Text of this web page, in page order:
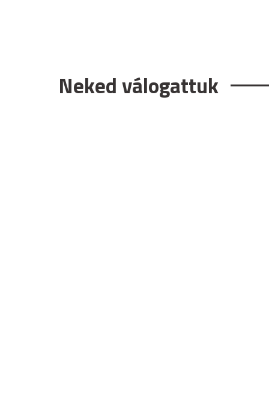
Neked válogattuk